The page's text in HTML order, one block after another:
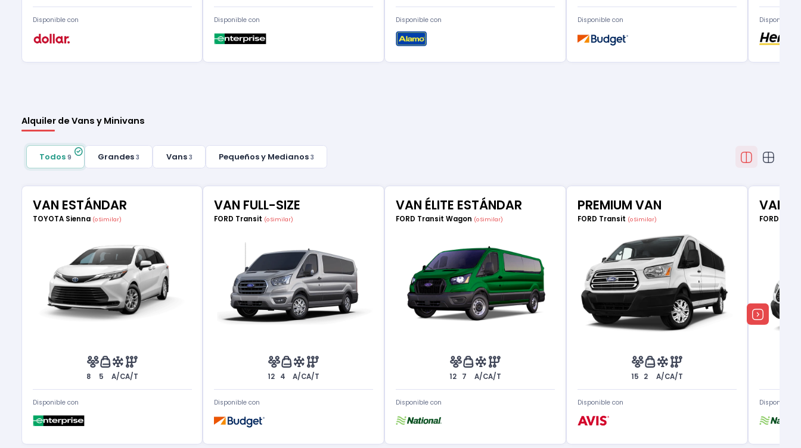
Disponible con Disponible con Disponible con Disponible con Disponible
Alquiler de Vans y Minivans
Todos 9 Grandes3 Vans 3 Pequeños y Medianos 3
VAN ESTÁNDAR
TOYOTA Sienna (o Similar)
8 5 A/CA/T
Disponible con
VAN FULL-SIZE
FORD Transit (o Similar)
12 4 A/CA/T
Disponible con
VAN ÉLITE ESTÁNDAR
FORD Transit Wagon (o Similar)
12 7 A/CA/T
Disponible con
PREMIUM VAN
FORD Transit (o Similar)
15 2 A/CA/T
Disponible con
VAN
FORD
Disponible